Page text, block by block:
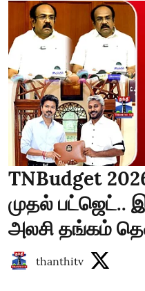
TNBudget
முதல்
அலசி தங்கம்
thanthitv